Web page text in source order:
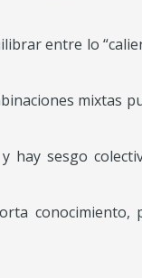
entre lo
mixtas
hay sesgo
conocimiento,